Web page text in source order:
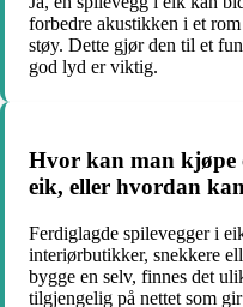
forbedre akustikken i et
støy. Dette gjør den til et
god lyd er viktig.
Hvor kan man kjøpe
eik, eller hvordan
Ferdiglagde spilevegger i
interiørbutikker, snekkere
bygge en selv, finnes det
tilgjengelig på nettet som